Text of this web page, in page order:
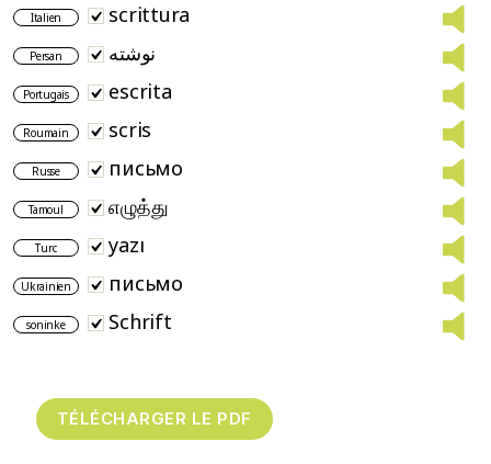
Italien scrittura
Persan نوشته
Portugais escrita
Roumain scris
Russe письмо
Tamoul எழுத்து
Turc yazı
Ukrainien письмо
soninke Schrift